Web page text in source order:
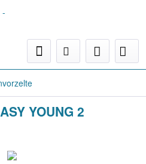
YOUNG 2